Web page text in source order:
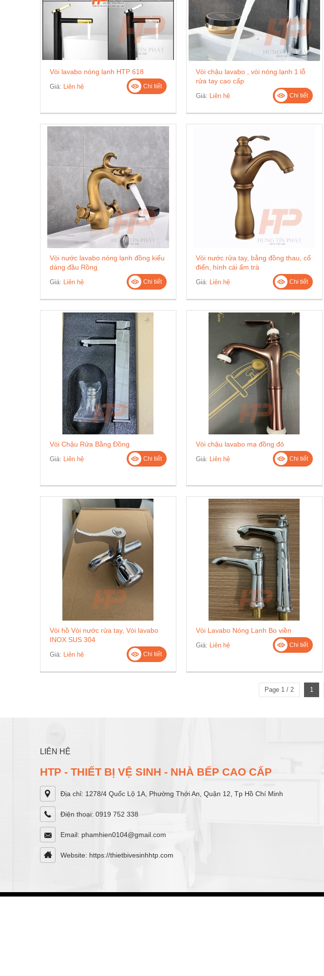
Vòi lavabo nóng lạnh HTP 618
Giá: Liên hệ Chi tiết
Vòi chậu lavabo , vòi nóng lạnh 1 lỗ
rửa tay cao cấp
Giá: Liên hệ Chi tiết
Vòi nước lavabo nóng lạnh đồng kiểu
dáng đầu Rồng
Giá: Liên hệ Chi tiết
Vòi nước rửa tay, bằng đồng thau, cổ
điển, hình cái ấm trà
Giá: Liên hệ Chi tiết
Vòi Chậu Rửa Bằng Đồng
Giá: Liên hệ Chi tiết
Vòi chậu lavabo mạ đồng đỏ
Giá: Liên hệ Chi tiết
Vòi hồ Vòi nước rửa tay, Vòi lavabo
INOX SUS 304
Giá: Liên hệ Chi tiết
Vòi Lavabo Nóng Lạnh Bo viền
Giá: Liên hệ Chi tiết
Page 1 / 2 1
LIÊN HỆ
HTP - THIẾT BỊ VỆ SINH - NHÀ BẾP CAO CẤP
Địa chỉ: 1278/4 Quốc Lộ 1A, Phường Thới An, Quận 12, Tp Hồ Chí Minh
Điện thoại: 0919 752 338
Email: phamhien0104@gmail.com
Website: https://thietbivesinhhtp.com